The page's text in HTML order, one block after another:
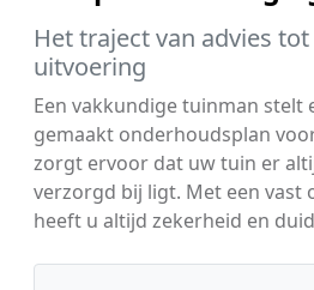
Het traject van advies
uitvoering
Een vakkundige tuinman stelt
gemaakt onderhoudsplan
zorgt ervoor dat uw tuin er
verzorgd bij ligt. Met een
heeft u altijd zekerheid en